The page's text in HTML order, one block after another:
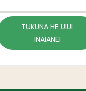
TUKUNA HE UIUI
INAIANEI